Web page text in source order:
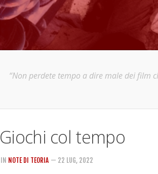
“Non perdete tempo a dire male dei film
Giochi col tempo
IN NOTE DI TEORIA — 22 LUG, 2022